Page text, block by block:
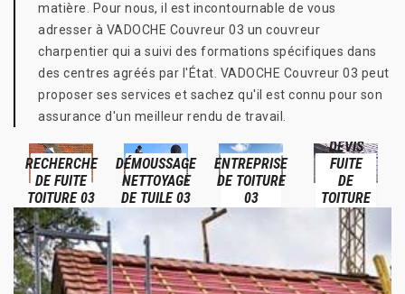
matière. Pour nous, il est incontournable de vous
adresser à VADOCHE Couvreur 03 un couvreur
charpentier qui a suivi des formations spécifiques dans
des centres agréés par l'État. VADOCHE Couvreur 03 peut
proposer ses services et sachez qu'il est connu pour son
assurance d'un meilleur rendu de travail.
RECHERCHE
DE FUITE
TOITURE 03
DÉMOUSSAGE
NETTOYAGE
DE TUILE 03
ENTREPRISE
DE TOITURE
03
DEVIS
FUITE
DE
TOITURE
03